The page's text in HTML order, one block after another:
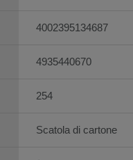
4002395134687
4935440670
254
Scatola di cartone